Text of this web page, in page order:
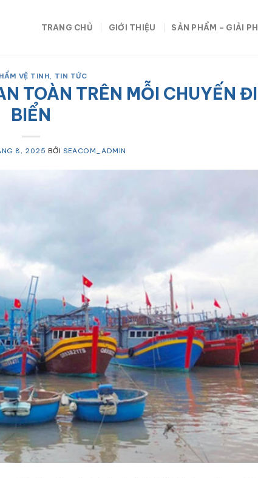
TRANG CHỦ GIỚI THIỆU SẢN PHẨM – GIẢI
VỆ TINH, TIN TỨC
TOÀN TRÊN MỖI CHUYẾN ĐI
BIỂN
8, 2025 BỞISEACOM_ADMIN